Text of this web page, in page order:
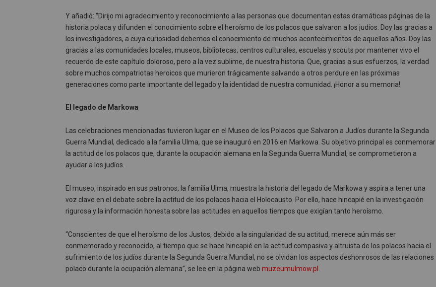
Y añadió: “Dirijo mi agradecimiento y reconocimiento a las personas que documentan estas dramáticas páginas de la
historia polaca y difunden el conocimiento sobre el heroísmo de los polacos que salvaron a los judíos. Doy las gracias a
los investigadores, a cuya curiosidad debemos el conocimiento de muchos acontecimientos de aquellos años. Doy las
gracias a las comunidades locales, museos, bibliotecas, centros culturales, escuelas y scouts por mantener vivo el
recuerdo de este capítulo doloroso, pero a la vez sublime, de nuestra historia. Que, gracias a sus esfuerzos, la verdad
sobre muchos compatriotas heroicos que murieron trágicamente salvando a otros perdure en las próximas
generaciones como parte importante del legado y la identidad de nuestra comunidad. ¡Honor a su memoria!
El legado de Markowa
Las celebraciones mencionadas tuvieron lugar en el Museo de los Polacos que Salvaron a Judíos durante la Segunda
Guerra Mundial, dedicado a la familia Ulma, que se inauguró en 2016 en Markowa. Su objetivo principal es conmemorar
la actitud de los polacos que, durante la ocupación alemana en la Segunda Guerra Mundial, se comprometieron a
ayudar a los judíos.
El museo, inspirado en sus patronos, la familia Ulma, muestra la historia del legado de Markowa y aspira a tener una
voz clave en el debate sobre la actitud de los polacos hacia el Holocausto. Por ello, hace hincapié en la investigación
rigurosa y la información honesta sobre las actitudes en aquellos tiempos que exigían tanto heroísmo.
“Conscientes de que el heroísmo de los Justos, debido a la singularidad de su actitud, merece aún más ser
conmemorado y reconocido, al tiempo que se hace hincapié en la actitud compasiva y altruista de los polacos hacia el
sufrimiento de los judíos durante la Segunda Guerra Mundial, no se olvidan los aspectos deshonrosos de las relaciones
polaco durante la ocupación alemana”, se lee en la página web muzeumulmow.pl